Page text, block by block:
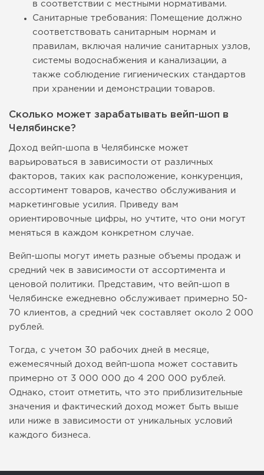
в соответствии с местными нормативами.
Санитарные требования: Помещение должно
соответствовать санитарным нормам и
правилам, включая наличие санитарных узлов,
системы водоснабжения и канализации, а
также соблюдение гигиенических стандартов
при хранении и демонстрации товаров.
Сколько может зарабатывать вейп-шоп в
Челябинске?
Доход вейп-шопа в Челябинске может
варьироваться в зависимости от различных
факторов, таких как расположение, конкуренция,
ассортимент товаров, качество обслуживания и
маркетинговые усилия. Приведу вам
ориентировочные цифры, но учтите, что они могут
меняться в каждом конкретном случае.
Вейп-шопы могут иметь разные объемы продаж и
средний чек в зависимости от ассортимента и
ценовой политики. Представим, что вейп-шоп в
Челябинске ежедневно обслуживает примерно 50-
70 клиентов, а средний чек составляет около 2 000
рублей.
Тогда, с учетом 30 рабочих дней в месяце,
ежемесячный доход вейп-шопа может составить
примерно от 3 000 000 до 4 200 000 рублей.
Однако, стоит отметить, что это приблизительные
значения и фактический доход может быть выше
или ниже в зависимости от уникальных условий
каждого бизнеса.